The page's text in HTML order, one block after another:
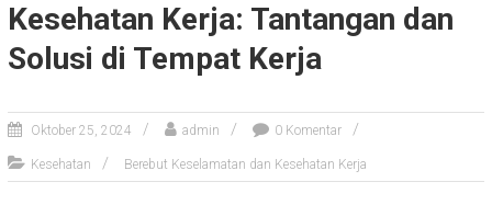
Kesehatan Kerja: Tantangan dan
Solusi di Tempat Kerja
Oktober 25, 2024 admin 0 Komentar
Kesehatan Berebut Keselamatan dan Kesehatan Kerja